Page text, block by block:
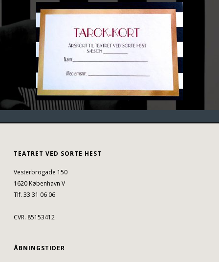
TEATRET VED SORTE HEST
Vesterbrogade 150
1620 København V
Tlf. 33 31 06 06
CVR. 85153412
ÅBNINGSTIDER